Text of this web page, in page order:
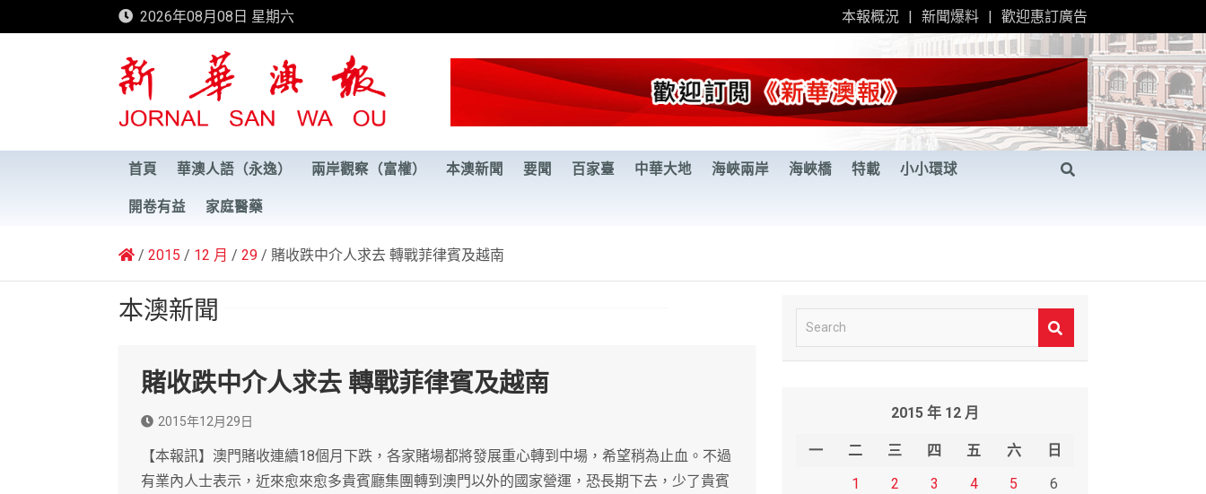
to
2026年08月08日 星期六 本報概況 新聞爆料 歡迎惠訂廣告
新華澳報
首頁 華澳人語（永逸） 兩岸觀察（富權） 本澳新聞 要聞 百家臺 中華大地 海峽兩岸 海峽橋 特載 小小環球
開卷有益 家庭醫藥
2015 12 月 29 賭收跌中介人求去 轉戰菲律賓及越南
本澳新聞
賭收跌中介人求去 轉戰菲律賓及越南
2015年12月29日
【本報訊】澳門賭收連續18個月下跌，各家賭場都將發展重心轉到中場，希望稍為止血。不過
有業內人士表示，近來愈來愈多貴賓廳集團轉到澳門以外的國家營運，恐長期下去，少了貴賓
e
2015 年 12 月
一 二 三 四 五 六
日
1
2 3 4 5
6